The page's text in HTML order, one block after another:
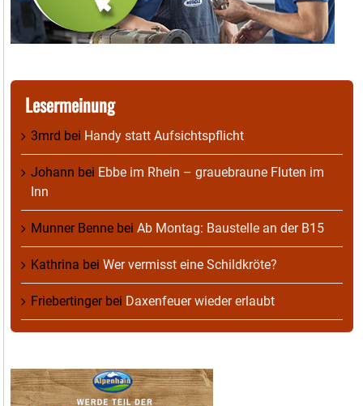
Lesermeinung
3mrd bei Handy statt Aufsichtspflicht
Johann bei Ebbe im Rhein – grauebraune Fluten im
Inn
Munner Benne bei Ab Montag: Baustelle an der B15
Kathrina bei Wer vermisst eine Schildkröte?
Friebertingerbei Daxenfeuer wieder erlaubt